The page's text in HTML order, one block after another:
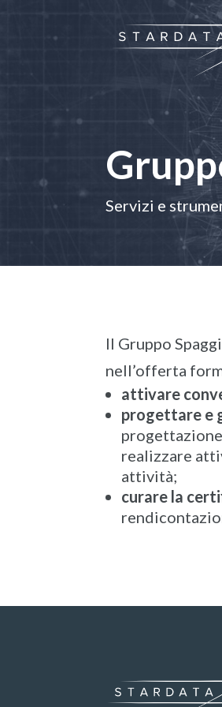
Servizi e
Il Gruppo
nell’offerta
attivare
progettare e
realizzare
attività;
curare la